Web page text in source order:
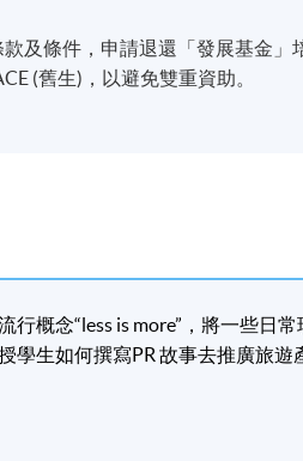
及條件，申請退還「發展基金
(舊生)，以避免雙重資助。
行概念“less is more” ，將一些日
學生如何撰寫PR故事去推廣旅遊